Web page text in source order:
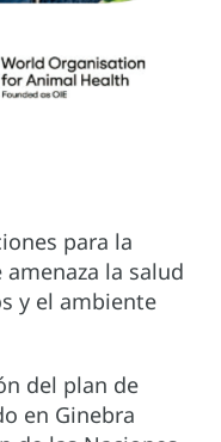
para la
la salud
y el ambiente
del plan de
en Ginebra